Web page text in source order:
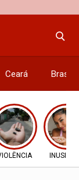
Ceará Brasil